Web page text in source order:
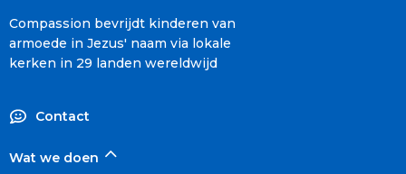
Compassion bevrijdt kinderen van
armoede in Jezus' naam via lokale
kerken in 29 landen wereldwijd
Contact
Wat we doen